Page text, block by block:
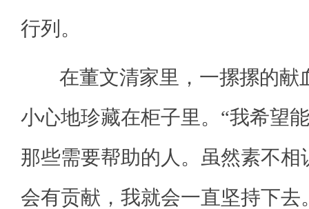
行列。
在董文清家里，一摞摞的献
小心地珍藏在柜子里。“我希望
那些需要帮助的人。虽然素不
会有贡献，我就会一直坚持下去